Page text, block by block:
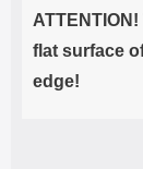
flat surface
edge!